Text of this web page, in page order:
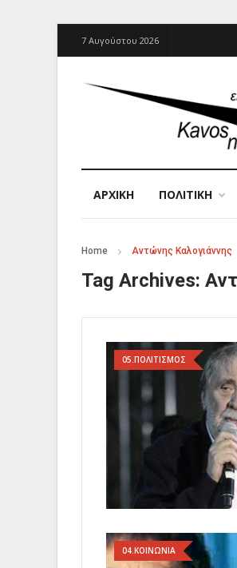
7 Αυγούστου 2026
ΑΡΧΙΚΉ ΠΟΛΙΤΙΚΗ
Home Αντώνης Καλογιάννης
Tag Archives:
05.ΠΟΛΙΤΙΣΜΟΣ
04.ΚΟΙΝΩΝΙΑ